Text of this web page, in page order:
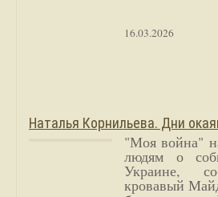
16.03.2026
Наталья Корнильева. Дни
"Моя война"
людям о
Украине,
кровавый